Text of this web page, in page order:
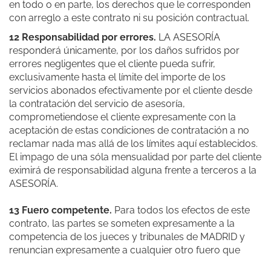
en todo o en parte, los derechos que le corresponden
con arreglo a este contrato ni su posición contractual.
12 Responsabilidad por errores. LA ASESORÍA
responderá únicamente, por los daños sufridos por
errores negligentes que el cliente pueda sufrir,
exclusivamente hasta el límite del importe de los
servicios abonados efectivamente por el cliente desde
la contratación del servicio de asesoría,
comprometiendose el cliente expresamente con la
aceptación de estas condiciones de contratación a no
reclamar nada mas allá de los límites aquí establecidos.
El impago de una sóla mensualidad por parte del cliente
eximirá de responsabilidad alguna frente a terceros a la
ASESORÍA.
13 Fuero competente. Para todos los efectos de este
contrato, las partes se someten expresamente a la
competencia de los jueces y tribunales de MADRID y
renuncian expresamente a cualquier otro fuero que